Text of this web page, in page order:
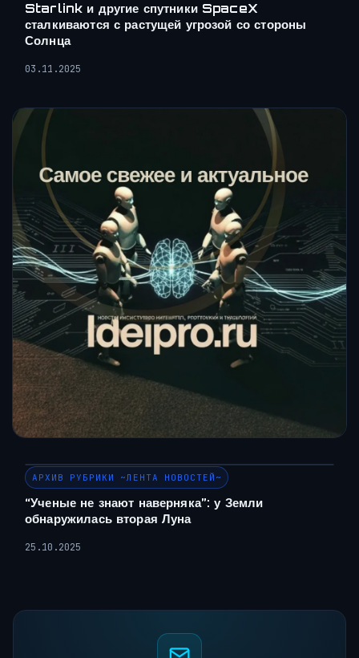
Starlink и другие спутники SpaceX
сталкиваются с растущей угрозой со стороны
Солнца
03.11.2025
АРХИВ РУБРИКИ ~ЛЕНТА НОВОСТЕЙ~
“Ученые не знают наверняка”: у Земли
обнаружилась вторая Луна
25.10.2025